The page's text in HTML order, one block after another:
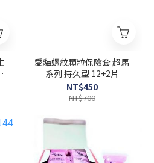
愛貓螺紋顆粒保險套 超馬
系列 持久型 12+2片
NT$450
NT$700